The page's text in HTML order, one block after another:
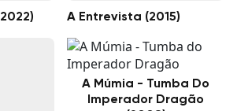
A Entrevista (2015)
A Múmia - Tumba Do
Imperador Dragão